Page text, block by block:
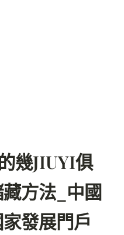
幾JIUYI俱
方法_中國
發展門戶